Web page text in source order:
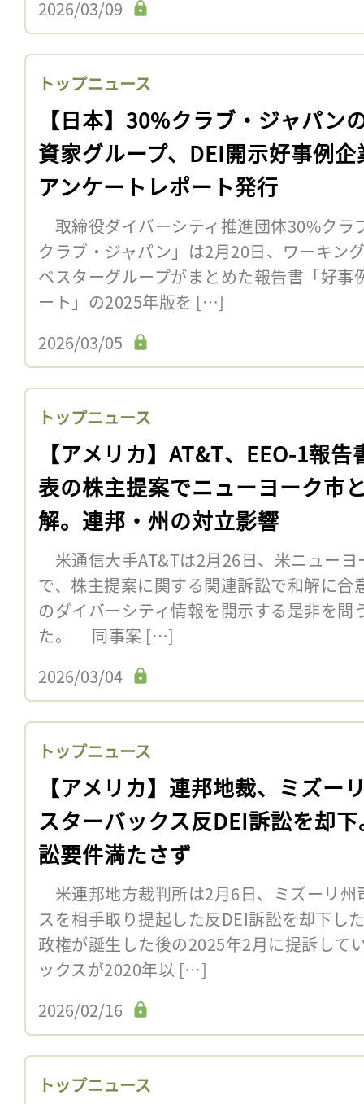
2026/03/09
トップニュース
【日本】30%クラブ・ジャパン
資家グループ、DEI開示好事例企
アンケートレポート発行
取締役ダイバーシティ推進団体30%クラ
クラブ・ジャパン」は2月20日、ワーキン
ベスターグループがまとめた報告書「好事
ート」の2025年版を […]
2026/03/05
トップニュース
【アメリカ】AT&T、EEO-1報告
表の株主提案でニューヨーク市
解。連邦・州の対立影響
米通信大手AT&Tは2月26日、米ニュー
で、株主提案に関する関連訴訟で和解に合
のダイバーシティ情報を開示する是非を問
た。 同事案 […]
2026/03/04
トップニュース
【アメリカ】連邦地裁、ミズー
スターバックス反DEI訴訟を却
訟要件満たさず
米連邦地方裁判所は2月6日、ミズーリ州
スを相手取り提起した反DEI訴訟を却下し
政権が誕生した後の2025年2月に提訴し
ックスが2020年以 […]
2026/02/16
トップニュース